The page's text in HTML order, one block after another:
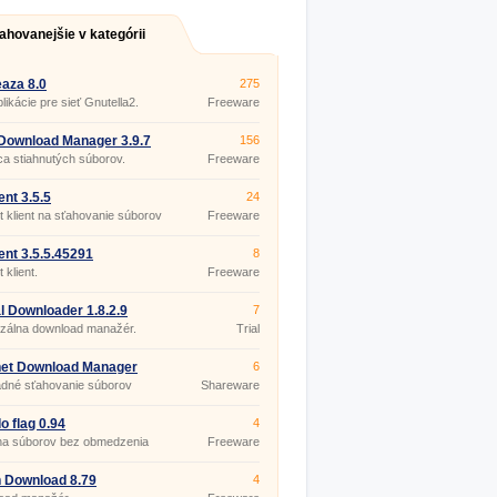
v kategórii
8.0
pre sieť Gnutella2.
275
Freeware
Manager 3.9.7
stiahnutých súborov.
156
Freeware
3.5.5
klient na sťahovanie súborov
24
Freeware
3.5.5.45291
klient.
8
Freeware
Downloader 1.8.2.9
download manažér.
7
Trial
Download Manager
5
sťahovanie súborov
6
Shareware
flag 0.94
súborov bez obmedzenia
4
Freeware
Download 8.79
4